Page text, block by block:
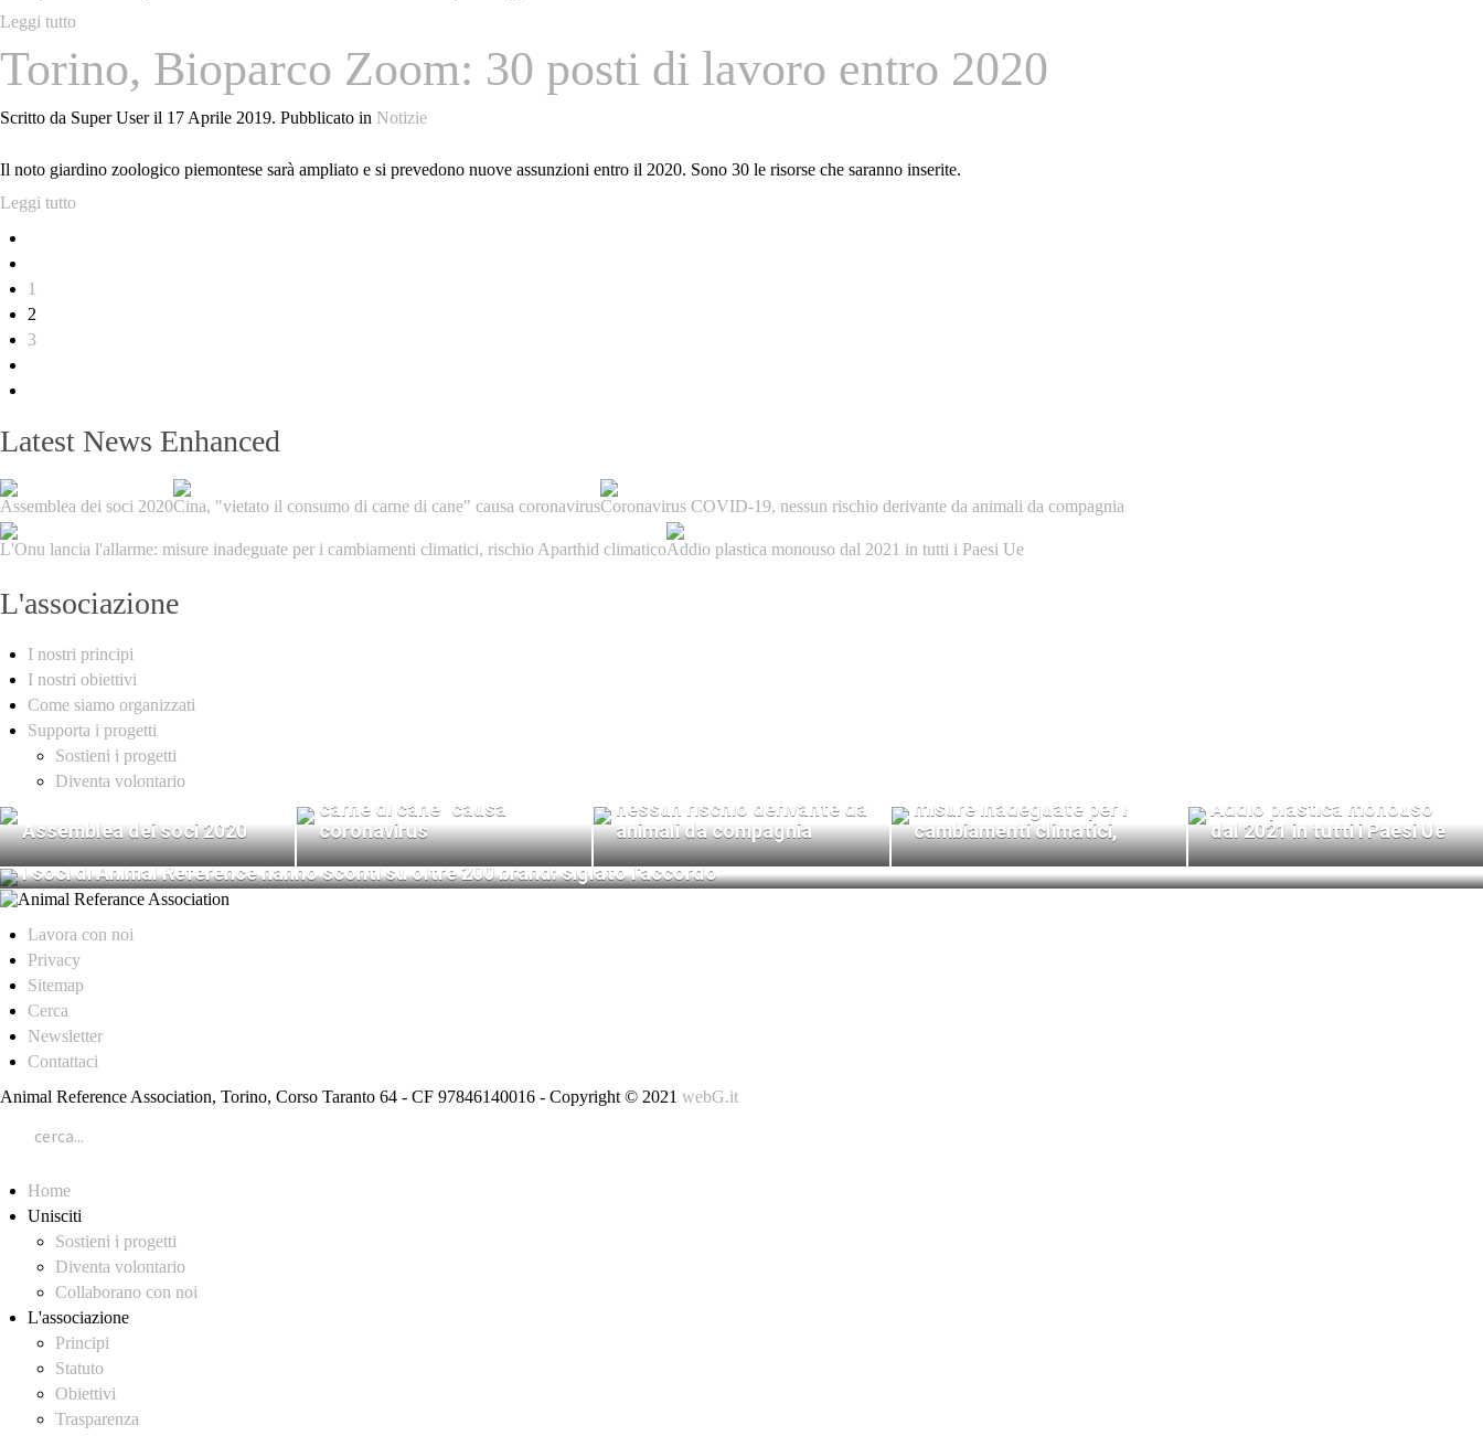
Leggi tutto
Torino, Bioparco Zoom: 30 posti di lavoro entro 2020
Scritto da Super User il 17 Aprile 2019. Pubblicato in Notizie
Il noto giardino zoologico piemontese sarà ampliato e si prevedono nuove assunzioni entro il 2020. Sono 30 le risorse che saranno inserite.
Leggi tutto
1
2
3
Latest News Enhanced
Assemblea dei soci 2020Cina, "vietato il consumo di carne di cane" causa coronavirusCoronavirus COVID-19, nessun rischio derivante da animali da compagnia
L'Onu lancia l'allarme: misure inadeguate per i cambiamenti climatici, rischio Aparthid climaticoAddio plastica monouso dal 2021 in tutti i Paesi Ue
L'associazione
I nostri principi
I nostri obiettivi
Come siamo organizzati
Supporta i progetti
Sostieni i progetti
Diventa volontario
Assemblea dei soci 2020
carne di cane" causa
coronavirus
nessun rischio derivante da
animali da compagnia
misure inadeguate per i
cambiamenti climatici,
rischio Aparthid climatico
Addio plastica monouso
dal 2021 in tutti i Paesi Ue
I soci di Animal Reference hanno sconti su oltre 200 brand: siglato l'accordo
Lavora con noi
Privacy
Sitemap
Cerca
Newsletter
Contattaci
Animal Reference Association, Torino, Corso Taranto 64 - CF 97846140016 - Copyright © 2021 webG.it
Home
Unisciti
Sostieni i progetti
Diventa volontario
Collaborano con noi
L'associazione
Principi
Statuto
Obiettivi
Trasparenza